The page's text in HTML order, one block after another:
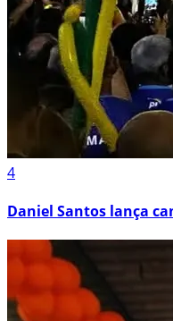
4
Daniel Santos lança